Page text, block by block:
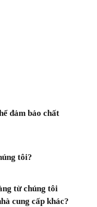
đảm bảo chất
tôi?
từ chúng tôi
cung cấp khác?